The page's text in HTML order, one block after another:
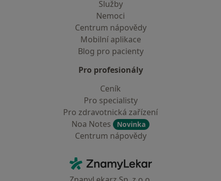
Služby
Nemoci
Centrum nápovědy
Mobilní aplikace
Blog pro pacienty
Pro profesionály
Ceník
Pro specialisty
Pro zdravotnická zařízení
Noa Notes
Novinka
Centrum nápovědy
ZnamyLekar - Hlavní stránka